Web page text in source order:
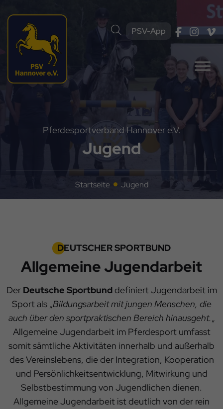
PSV-App
Pferdesportverband Hannover e.V.
Jugend
Startseite Jugend
DEUTSCHER SPORTBUND
Allgemeine Jugendarbeit
Der Deutsche Sportbunddefiniert Jugendarbeit im
Sport als „Bildungsarbeit mit jungen Menschen, die
auch über den sportpraktischen Bereich hinausgeht.„
Allgemeine Jugendarbeit im Pferdesport umfasst
somit sämtliche Aktivitäten innerhalb und außerhalb
des Vereinslebens, die der Integration, Kooperation
und Persönlichkeitsentwicklung, Mitwirkung und
Selbstbestimmung von Jugendlichen dienen.
Allgemeine Jugendarbeit ist deutlich von der rein